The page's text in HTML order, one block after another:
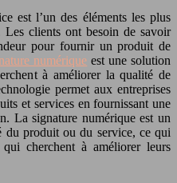
est l’un des éléments les plus
clients ont besoin de savoir
pour fournir un produit de
numérique est une solution
à améliorer la qualité de
permet aux entreprises
et services en fournissant une
La signature numérique est un
du produit ou du service, ce qui
cherchent à améliorer leurs